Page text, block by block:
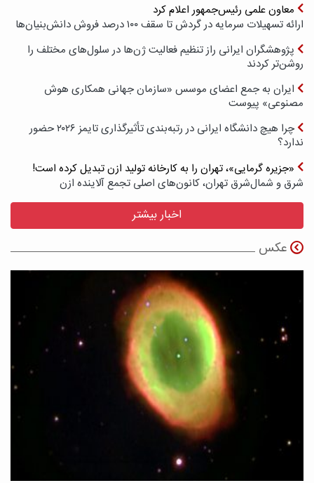
معاون علمی رئیس‌جمهور اعلام کرد
ارائه تسهیلات سرمایه در گردش تا سقف ۱۰۰ درصد فروش دانش‌بنیان‌ها
پژوهشگران ایرانی راز تنظیم فعالیت ژن‌ها در سلول‌های مختلف را
روشن‌تر کردند
ایران به جمع اعضای موسس «سازمان جهانی همکاری هوش
مصنوعی» پیوست
چرا هیچ دانشگاه ایرانی در رتبه‌بندی تأثیرگذاری تایمز ۲۰۲۶ حضور
ندارد؟
«جزیره گرمایی»، تهران را به کارخانه تولید ازن تبدیل کرده است!
شرق و شمال‌شرق تهران، کانون‌های اصلی تجمع آلاینده ازن
اخبار بیشتر
عکس